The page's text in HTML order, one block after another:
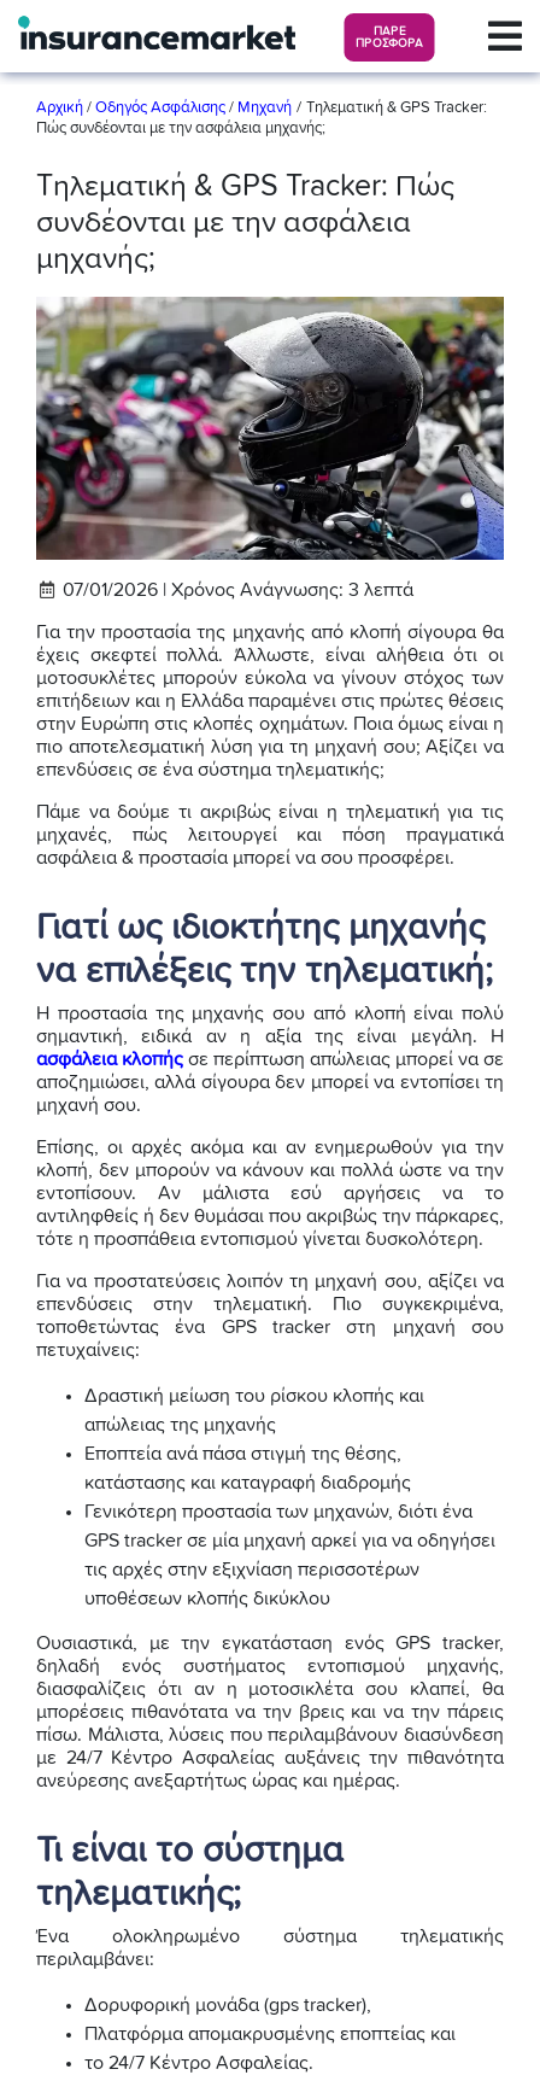
ΠΑΡΕ
ΠΡΟΣΦΟΡΑ
Αρχική / Οδηγός Ασφάλισης / Μηχανή / Τηλεματική & GPS Tracker:
Πώς συνδέονται με την ασφάλεια μηχανής;
Τηλεματική & GPS Tracker: Πώς
συνδέονται με την ασφάλεια
μηχανής;
07/01/2026 | Χρόνος Ανάγνωσης: 3 λεπτά
Για την προστασία της μηχανής από κλοπή σίγουρα θα
έχεις σκεφτεί πολλά. Άλλωστε, είναι αλήθεια ότι οι
μοτοσυκλέτες μπορούν εύκολα να γίνουν στόχος των
επιτήδειων και η Ελλάδα παραμένει στις πρώτες θέσεις
στην Ευρώπη στις κλοπές οχημάτων. Ποια όμως είναι η
πιο αποτελεσματική λύση για τη μηχανή σου; Αξίζει να
επενδύσεις σε ένα σύστημα τηλεματικής;
Πάμε να δούμε τι ακριβώς είναι η τηλεματική για τις
μηχανές, πώς λειτουργεί και πόση πραγματικά
ασφάλεια & προστασία μπορεί να σου προσφέρει.
Γιατί ως ιδιοκτήτης μηχανής
να επιλέξεις την τηλεματική;
Η προστασία της μηχανής σου από κλοπή είναι πολύ
σημαντική, ειδικά αν η αξία της είναι μεγάλη. Η
ασφάλεια κλοπής σε περίπτωση απώλειας μπορεί να σε
αποζημιώσει, αλλά σίγουρα δεν μπορεί να εντοπίσει τη
μηχανή σου.
Επίσης, οι αρχές ακόμα και αν ενημερωθούν για την
κλοπή, δεν μπορούν να κάνουν και πολλά ώστε να την
εντοπίσουν. Αν μάλιστα εσύ αργήσεις να το
αντιληφθείς ή δεν θυμάσαι που ακριβώς την πάρκαρες,
τότε η προσπάθεια εντοπισμού γίνεται δυσκολότερη.
Για να προστατεύσεις λοιπόν τη μηχανή σου, αξίζει να
επενδύσεις στην τηλεματική. Πιο συγκεκριμένα,
τοποθετώντας ένα GPS tracker στη μηχανή σου
πετυχαίνεις:
Δραστική μείωση του ρίσκου κλοπής και
απώλειας της μηχανής
Εποπτεία ανά πάσα στιγμή της θέσης,
κατάστασης και καταγραφή διαδρομής
Γενικότερη προστασία των μηχανών, διότι ένα
GPS tracker σε μία μηχανή αρκεί για να οδηγήσει
τις αρχές στην εξιχνίαση περισσοτέρων
υποθέσεων κλοπής δικύκλου
Ουσιαστικά, με την εγκατάσταση ενός GPS tracker,
δηλαδή ενός συστήματος εντοπισμού μηχανής,
διασφαλίζεις ότι αν η μοτοσικλέτα σου κλαπεί, θα
μπορέσεις πιθανότατα να την βρεις και να την πάρεις
πίσω. Μάλιστα, λύσεις που περιλαμβάνουν διασύνδεση
με 24/7 Κέντρο Ασφαλείας αυξάνεις την πιθανότητα
ανεύρεσης ανεξαρτήτως ώρας και ημέρας.
Τι είναι το σύστημα
τηλεματικής;
Ένα ολοκληρωμένο σύστημα τηλεματικής
περιλαμβάνει:
Δορυφορική μονάδα (gps tracker),
Πλατφόρμα απομακρυσμένης εποπτείας και
το 24/7 Κέντρο Ασφαλείας.